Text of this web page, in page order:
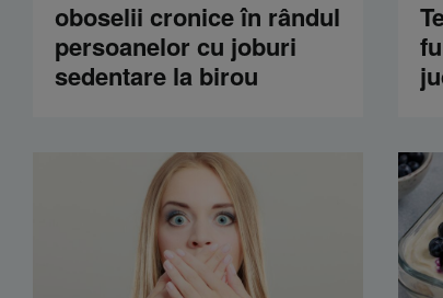
oboselii cronice în rândul
persoanelor cu joburi
sedentare la birou